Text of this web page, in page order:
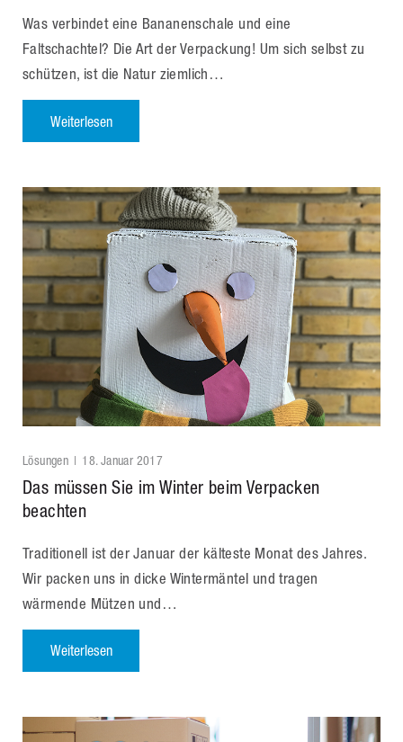
Was verbindet eine Bananenschale und eine
Faltschachtel? Die Art der Verpackung! Um sich selbst zu
schützen, ist die Natur ziemlich…
Weiterlesen
Das müssen Sie im Winter beim Verpacken
beachten
Lösungen 18. Januar 2017
Traditionell ist der Januar der kälteste Monat des Jahres.
Wir packen uns in dicke Wintermäntel und tragen
wärmende Mützen und…
Weiterlesen